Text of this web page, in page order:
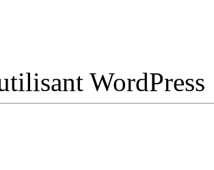
WordPress